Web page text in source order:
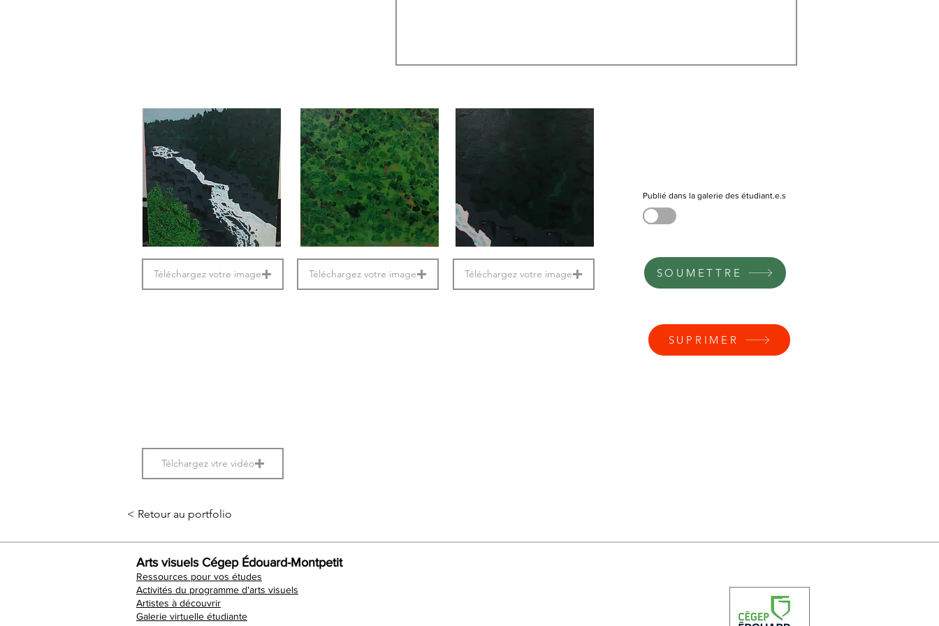
Téléchargez votre image Téléchargez votre image Téléchargez votre image
Publié dans la galerie des étudiant.e.s
SOUMETTRE
SUPRIMER
Télchargez vtre vidéo
< Retour au portfolio
Arts visuels Cégep Édouard-Montpetit
Ressources pour vos études
Activités du programme d'arts visuels
Artistes à découvrir
Galerie virtuelle étudiante